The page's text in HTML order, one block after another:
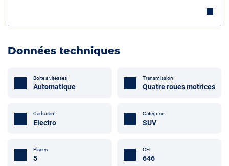
Données techniques
Boite à vitesses
Automatique
Transmission
Quatre roues motrices
Carburant
Electro
Catégorie
SUV
Places
5
CH
646